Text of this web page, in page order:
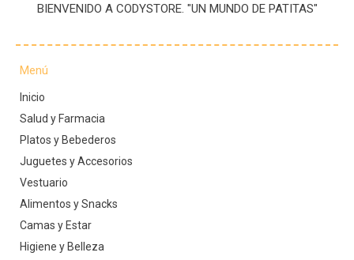
BIENVENIDO A CODYSTORE. "UN MUNDO DE PATITAS"
Menú
Inicio
Salud y Farmacia
Platos y Bebederos
Juguetes y Accesorios
Vestuario
Alimentos y Snacks
Camas y Estar
Higiene y Belleza